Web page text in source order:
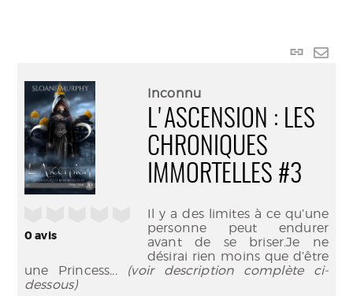
Lien
0avis
Inconnu
L'ASCENSION : LES
CHRONIQUES
IMMORTELLES #3
Il y a des limites à ce qu’une
personne peut endurer
avant de se briser.Je ne
désirai rien moins que d’être
une Princess... (voir description complète ci-
dessous)